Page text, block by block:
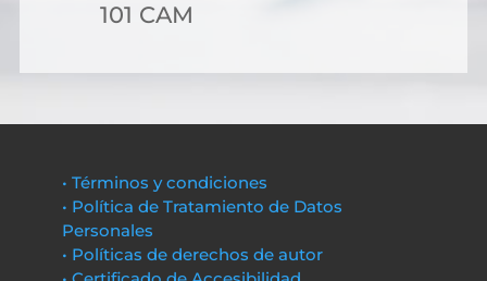
101 CAM
• Términos y condiciones
• Política de Tratamiento de Datos
Personales
• Políticas de derechos de autor